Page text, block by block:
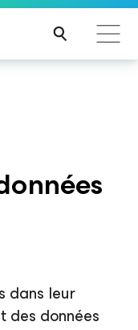
dans leur
des données